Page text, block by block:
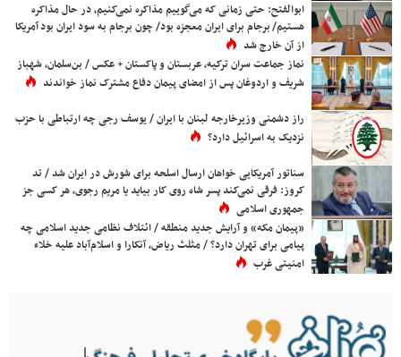
ابوالفتح: حتی زمانی که می‌گوییم مذاکره نمی‌کنیم، در حال مذاکره
هستیم/ برجام برای ایران معجزه بود/ چون برجام به سود ایران بود آمریکا
از آن خارج شد
نماز جماعت سران ترکیه، عربستان و پاکستان + عکس / بن‌سلمان، شهباز
شریف و اردوغان پس از امضای پیمان دفاع مشترک نماز خواندند
راز دشمنی وزیرخارجه لبنان با ایران / یوسف رجی چه ارتباطی با حزب
نزدیک به اسرائیل دارد؟
سناتور آمریکایی خواهان ارسال اسلحه برای شورش در ایران شد / تد
کروز: فرقی نمی‌کند پسر شاه روی کار بیاید یا مریم رجوی، هر کسی جز
جمهوری اسلامی
«پیمان مکه» و آرایش جدید منطقه / ائتلاف نظامی جدید اسلامی چه
پیامی برای تهران دارد؟ / مثلث ریاض، آنکارا و اسلام‌آباد علیه خلاء
امنیتی غرب